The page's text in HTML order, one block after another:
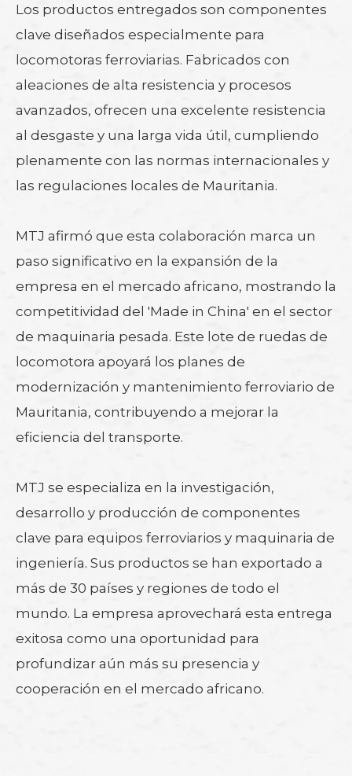
Los productos entregados son componentes
clave diseñados especialmente para
locomotoras ferroviarias. Fabricados con
aleaciones de alta resistencia y procesos
avanzados, ofrecen una excelente resistencia
al desgaste y una larga vida útil, cumpliendo
plenamente con las normas internacionales y
las regulaciones locales de Mauritania.
MTJ afirmó que esta colaboración marca un
paso significativo en la expansión de la
empresa en el mercado africano, mostrando la
competitividad del 'Made in China' en el sector
de maquinaria pesada. Este lote de ruedas de
locomotora apoyará los planes de
modernización y mantenimiento ferroviario de
Mauritania, contribuyendo a mejorar la
eficiencia del transporte.
MTJ se especializa en la investigación,
desarrollo y producción de componentes
clave para equipos ferroviarios y maquinaria de
ingeniería. Sus productos se han exportado a
más de 30 países y regiones de todo el
mundo. La empresa aprovechará esta entrega
exitosa como una oportunidad para
profundizar aún más su presencia y
cooperación en el mercado africano.